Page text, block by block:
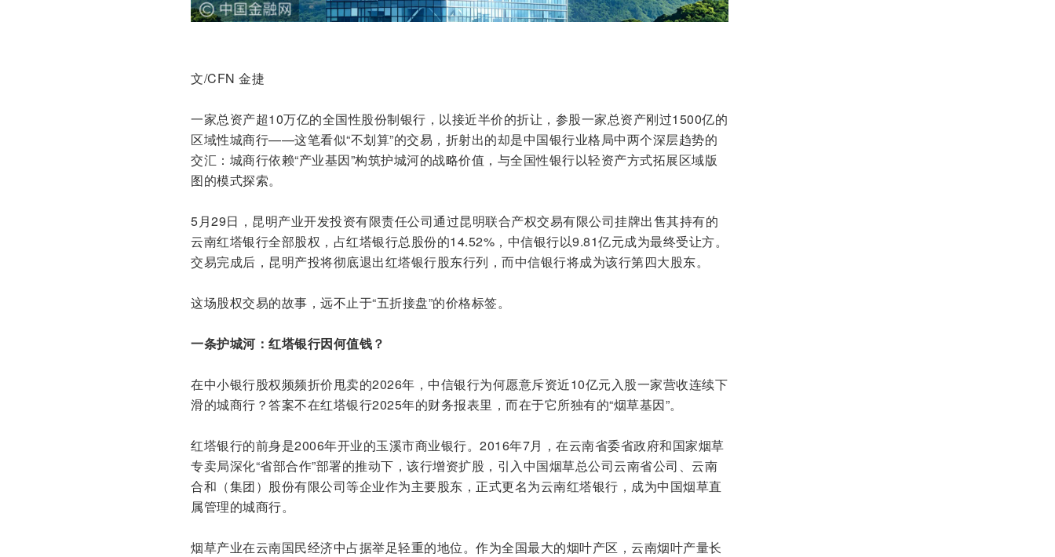
文/CFN 金捷
一家总资产超10万亿的全国性股份制银行，以接近半价的折让，参股一家总资产刚过1500亿的
区域性城商行——这笔看似“不划算”的交易，折射出的却是中国银行业格局中两个深层趋势的
交汇：城商行依赖“产业基因”构筑护城河的战略价值，与全国性银行以轻资产方式拓展区域版
图的模式探索。
5月29日，昆明产业开发投资有限责任公司通过昆明联合产权交易有限公司挂牌出售其持有的
云南红塔银行全部股权，占红塔银行总股份的14.52%，中信银行以9.81亿元成为最终受让方。
交易完成后，昆明产投将彻底退出红塔银行股东行列，而中信银行将成为该行第四大股东。
这场股权交易的故事，远不止于“五折接盘”的价格标签。
一条护城河：红塔银行因何值钱？
在中小银行股权频频折价甩卖的2026年，中信银行为何愿意斥资近10亿元入股一家营收连续下
滑的城商行？答案不在红塔银行2025年的财务报表里，而在于它所独有的“烟草基因”。
红塔银行的前身是2006年开业的玉溪市商业银行。2016年7月，在云南省委省政府和国家烟草
专卖局深化“省部合作”部署的推动下，该行增资扩股，引入中国烟草总公司云南省公司、云南
合和（集团）股份有限公司等企业作为主要股东，正式更名为云南红塔银行，成为中国烟草直
属管理的城商行。
烟草产业在云南国民经济中占据举足轻重的地位。作为全国最大的烟叶产区，云南烟叶产量长